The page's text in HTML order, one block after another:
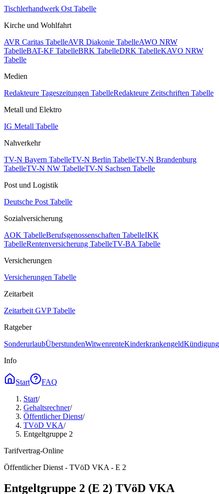
Tischlerhandwerk Ost Tabelle
Kirche und Wohlfahrt
AVR Caritas TabelleAVR Diakonie TabelleAWO NRW
TabelleBAT-KF TabelleBRK TabelleDRK TabelleKAVO NRW
Tabelle
Medien
Redakteure Tageszeitungen TabelleRedakteure Zeitschriften Tabelle
Metall und Elektro
IG Metall Tabelle
Nahverkehr
TV-N Bayern TabelleTV-N Berlin TabelleTV-N Brandenburg
TabelleTV-N NW TabelleTV-N Sachsen Tabelle
Post und Logistik
Deutsche Post Tabelle
Sozialversicherung
AOK TabelleBerufsgenossenschaften TabelleIKK
TabelleRentenversicherung TabelleTV-BA Tabelle
Versicherungen
Versicherungen Tabelle
Zeitarbeit
Zeitarbeit GVP Tabelle
Ratgeber
SonderurlaubÜberstundenWitwenrenteKinderkrankengeld
Info
Start
FAQ
Start/
Gehaltsrechner/
Öffentlicher Dienst/
TVöD VKA/
Entgeltgruppe 2
Tarifvertrag-Online
Öffentlicher Dienst - TVöD VKA - E 2
Entgeltgruppe 2 (E 2) TVöD VKA